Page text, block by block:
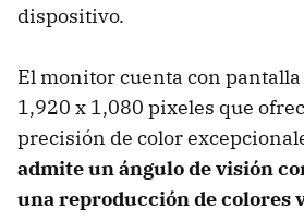
dispositivo.
El monitor cuenta con
1,920 x 1,080 pixeles que
precisión de color
admite un ángulo de visión
una reproducción de colores